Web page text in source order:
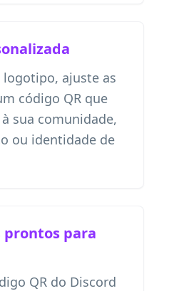
ajuste as
código QR que
sua comunidade,
ou identidade de
prontos para
QR do Discord